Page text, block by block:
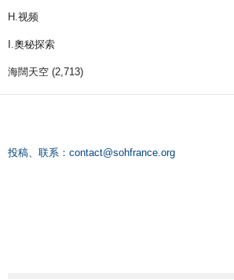
H.视频
I.奧秘探索
海闊天空 (2,713)
投稿、联系： contact@sohfrance.org